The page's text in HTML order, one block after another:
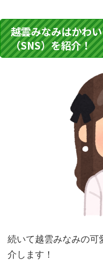
越雲みなみはかわ
（SNS）を紹介！
続いて越雲みなみの可
介します！